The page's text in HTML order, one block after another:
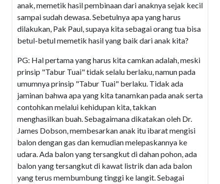
anak, memetik hasil pembinaan dari anaknya sejak kecil
sampai sudah dewasa. Sebetulnya apa yang harus
dilakukan, Pak Paul, supaya kita sebagai orang tua bisa
betul-betul memetik hasil yang baik dari anak kita?
PG: Hal pertama yang harus kita camkan adalah, meski
prinsip "Tabur Tuai" tidak selalu berlaku, namun pada
umumnya prinsip "Tabur Tuai" berlaku. Tidak ada
jaminan bahwa apa yang kita tanamkan pada anak serta
contohkan melalui kehidupan kita, takkan
menghasilkan buah. Sebagaimana dikatakan oleh Dr.
James Dobson, membesarkan anak itu ibarat mengisi
balon dengan gas dan kemudian melepaskannya ke
udara. Ada balon yang tersangkut di dahan pohon, ada
balon yang tersangkut di kawat listrik dan ada balon
yang terus membumbung tinggi ke langit. Sebagai